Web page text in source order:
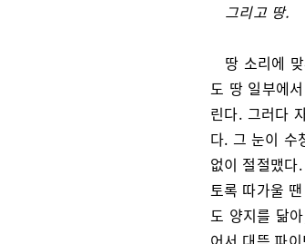
그리고 땅.
땅 소리에
도 땅 일부에
린다. 그러다
다. 그 눈이 수
없이 절절맸다
토록 따가울
도 양지를 닮